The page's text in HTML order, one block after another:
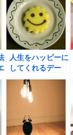
人生をハッピーに
してくれるデー
ル・カーネギーの
７つの言葉と幸福
優位７つの法則
カー著）の書評